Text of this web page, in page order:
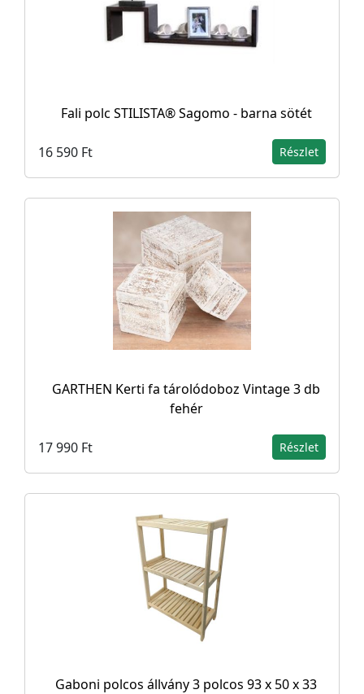
Fali polc STILISTA® Sagomo - barna sötét
16 590 Ft Részlet
GARTHEN Kerti fa tárolódoboz Vintage 3 db
fehér
17 990 Ft Részlet
Gaboni polcos állvány 3 polcos 93 x 50 x 33